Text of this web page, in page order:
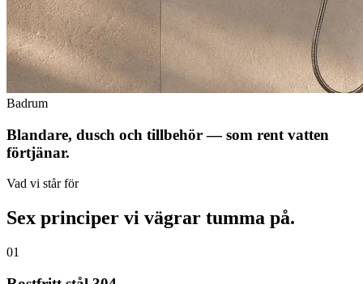
Badrum
Blandare, dusch och tillbehör — som rent vatten
förtjänar.
Vad vi står för
Sex principer vi vägrar tumma på.
01